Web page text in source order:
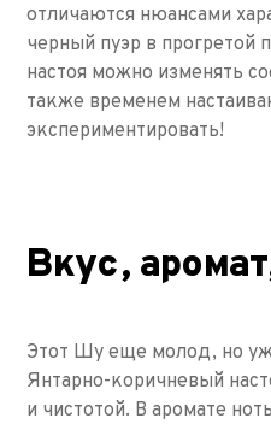
отличаются нюансами
черный пуэр в прогретой
настоя можно изменять
также временем
экспериментировать!
Вкус,
Этот Шу еще молод, но
Янтарно-коричневый
и чистотой. В аромате